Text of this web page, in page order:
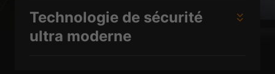
Technologie de sécurité
ultra moderne